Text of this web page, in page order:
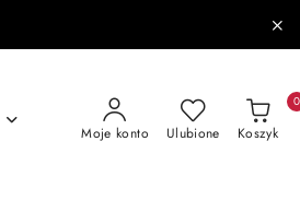
Moje konto Ulubione Koszyk
0